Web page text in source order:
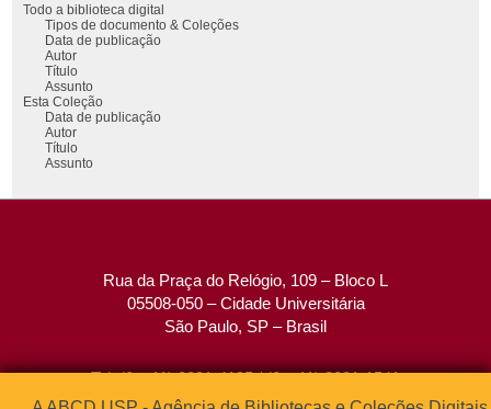
Todo a biblioteca digital
Tipos de documento & Coleções
Data de publicação
Autor
Título
Assunto
Esta Coleção
Data de publicação
Autor
Título
Assunto
Rua da Praça do Relógio, 109 – Bloco L
05508-050 – Cidade Universitária
São Paulo, SP – Brasil
Tel: (0xx11) 3091-4195 / (0xx11) 3091-1541
Fax: (0xx11) 3091-1567